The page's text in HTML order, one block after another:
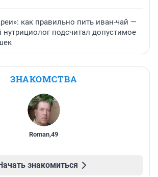
как правильно пить иван-чай —
нутрициолог подсчитал допустимое
ЗНАКОМСТВА
Roman,49
знакомиться